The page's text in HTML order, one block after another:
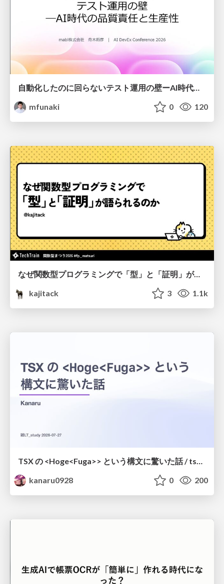
自動化したのに回らないテスト運用の壁ーAI時代の品質責任と生産性
mfunaki
0 120
なぜ関数型プログラミングで「型」と「証明」が語られるのか #fp_matsuri
kajitack
3 1.1k
kanaru0928
0 200